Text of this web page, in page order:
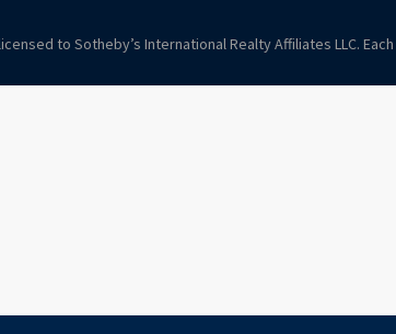
to Sotheby’s International Realty Affiliates LLC.